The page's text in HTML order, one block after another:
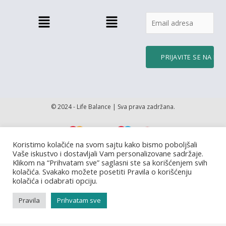
Menu Menu
© 2024 - Life Balance | Sva prava zadržana.
Koristimo kolačiće na svom sajtu kako bismo poboljšali
Vaše iskustvo i dostavljali Vam personalizovane sadržaje.
Klikom na “Prihvatam sve” saglasni ste sa korišćenjem svih
kolačića. Svakako možete posetiti Pravila o korišćenju
kolačića i odabrati opciju.
Pravila Prihvatam sve